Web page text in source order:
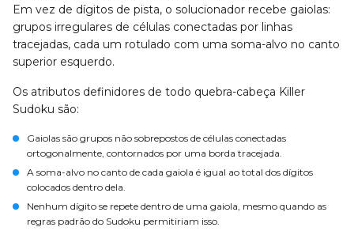
Em vez de dígitos de pista, o solucionador recebe gaiolas:
grupos irregulares de células conectadas por linhas
tracejadas, cada um rotulado com uma soma-alvo no canto
superior esquerdo.
Os atributos definidores de todo quebra-cabeça Killer
Sudoku são:
Gaiolas são grupos não sobrepostos de células conectadas
ortogonalmente, contornados por uma borda tracejada.
A soma-alvo no canto de cada gaiola é igual ao total dos dígitos
colocados dentro dela.
Nenhum dígito se repete dentro de uma gaiola, mesmo quando as
regras padrão do Sudoku permitiriam isso.